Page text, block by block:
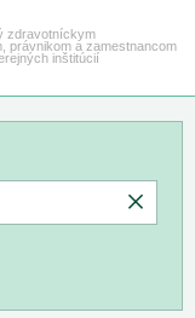
zdravotníckym
právnikom a zamestnancom
inštitúcií